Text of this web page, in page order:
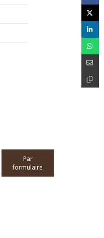
Par
formulaire